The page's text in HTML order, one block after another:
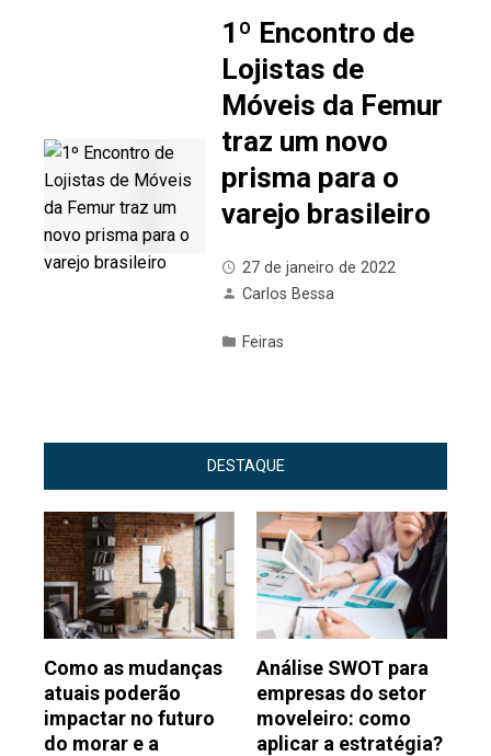
1º Encontro de
Lojistas de
Móveis da Femur
traz um novo
prisma para o
varejo brasileiro
27 de janeiro de 2022
Carlos Bessa
Feiras
DESTAQUE
Como as mudanças
atuais poderão
impactar no futuro
do morar e a
Análise SWOT para
empresas do setor
moveleiro: como
aplicar a estratégia?